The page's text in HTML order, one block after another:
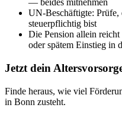
— beides mitnehmen
UN-Beschäftigte: Prüfe,
steuerpflichtig bist
Die Pension allein
oder spätem Einstieg in
Jetzt dein
Finde heraus, wie viel
in Bonn zusteht.